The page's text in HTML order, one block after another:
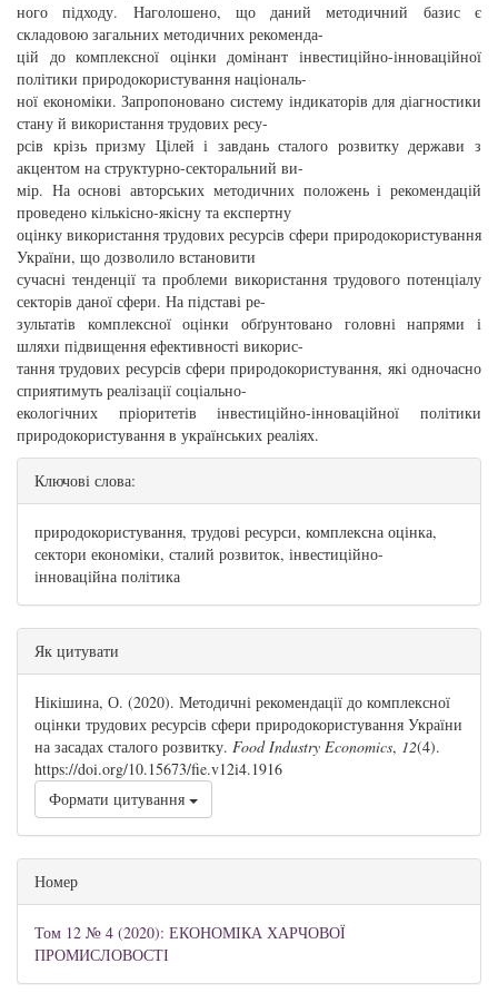
ного підходу. Наголошено, що даний методичний базис є
складовою загальних методичних рекоменда-
цій до комплексної оцінки домінант інвестиційно-інноваційної
політики природокористування національ-
ної економіки. Запропоновано систему індикаторів для діагностики
стану й використання трудових ресу-
рсів крізь призму Цілей і завдань сталого розвитку держави з
акцентом на структурно-секторальний ви-
мір. На основі авторських методичних положень і рекомендацій
проведено кількісно-якісну та експертну
оцінку використання трудових ресурсів сфери природокористування
України, що дозволило встановити
сучасні тенденції та проблеми використання трудового потенціалу
секторів даної сфери. На підставі ре-
зультатів комплексної оцінки обґрунтовано головні напрями і
шляхи підвищення ефективності викорис-
тання трудових ресурсів сфери природокористування, які одночасно
сприятимуть реалізації соціально-
екологічних пріоритетів інвестиційно-інноваційної політики
природокористування в українських реаліях.
Ключові слова:
природокористування, трудові ресурси, комплексна оцінка,
сектори економіки, сталий розвиток, інвестиційно-
інноваційна політика
Як цитувати
Нікішина, О. (2020). Методичні рекомендації до комплексної
оцінки трудових ресурсів сфери природокористування України
на засадах сталого розвитку. Food Industry Economics, 12(4).
https://doi.org/10.15673/fie.v12i4.1916
Формати цитування
Номер
Том 12 № 4 (2020): ЕКОНОМІКА ХАРЧОВОЇ
ПРОМИСЛОВОСТІ